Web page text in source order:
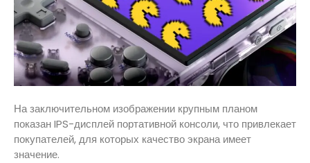
На заключительном изображении крупным планом
показан IPS-дисплей портативной консоли, что привлекает
покупателей, для которых качество экрана имеет
значение.